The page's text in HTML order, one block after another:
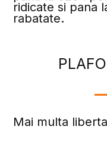
ridicate si pana
rabatate.
Mai multa